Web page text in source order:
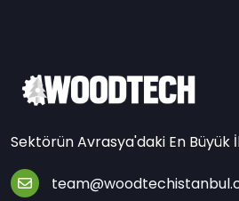
Sektörün Avrasya'daki En Büyük